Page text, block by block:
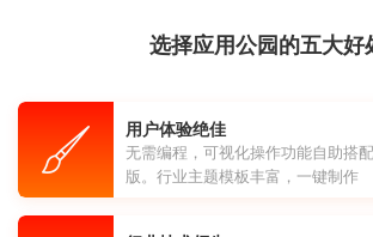
选择应用公园的五大好
用户体验绝佳
无需编程，可视化操作功能自助搭
版。行业主题模板丰富，一键制作